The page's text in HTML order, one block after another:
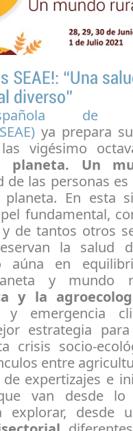
SEAE!: “Una
diverso”
de
ya prepara
las vigésimo
planeta. Un
de las personas
En esta
fundamental,
de tantos otros
la salud
aúna en
y mundo
y la
emergencia
estrategia
crisis socio-
entre
expertizajes e
van desde
explorar, desde